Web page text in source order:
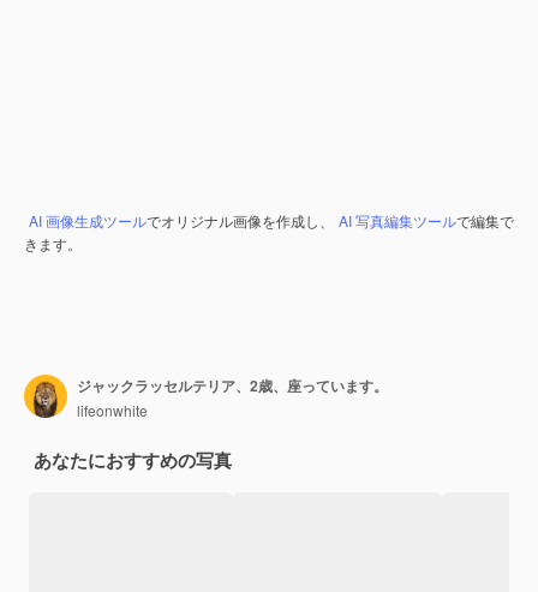
AI 画像生成ツールでオリジナル画像を作成し、 AI 写真編集ツールで編集で
きます。
ジャックラッセルテリア、2歳、座っています。
lifeonwhite
あなたにおすすめの写真